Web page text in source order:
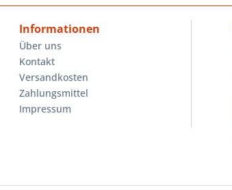
Informationen
Über uns
Kontakt
Versandkosten
Zahlungsmittel
Impressum